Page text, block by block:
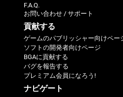
F.A.Q.
お問い合わせ / サポート
貢献する
ゲームのパブリッシャー向けペー
ソフトの開発者向けページ
BGAに貢献する
バグを報告する
プレミアム会員になろう!
ナビゲート